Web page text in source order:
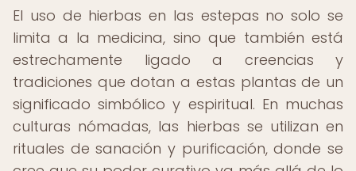
El uso de hierbas en las estepas no solo se
limita a la medicina, sino que también está
estrechamente ligado a creencias y
tradiciones que dotan a estas plantas de un
significado simbólico y espiritual. En muchas
culturas nómadas, las hierbas se utilizan en
rituales de sanación y purificación, donde se